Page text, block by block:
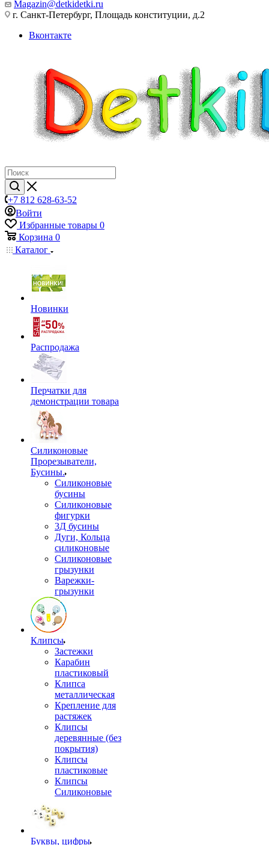
Magazin@detkidetki.ru
г. Санкт-Петербург, Площадь конституции, д.2
Вконтакте
+7 812 628-63-52
Войти
Избранные товары 0
Корзина 0
Каталог
Новинки
Распродажа
Перчатки для
демонстрации товара
Силиконовые
Прорезыватели,
Бусины.
Силиконовые
бусины
Силиконовые
фигурки
3Д бусины
Дуги, Кольца
силиконовые
Силиконовые
грызунки
Варежки-
грызунки
Клипсы
Застежки
Карабин
пластиковый
Клипса
металлическая
Крепление для
растяжек
Клипсы
деревянные (без
покрытия)
Клипсы
пластиковые
Клипсы
Силиконовые
Буквы, цифры